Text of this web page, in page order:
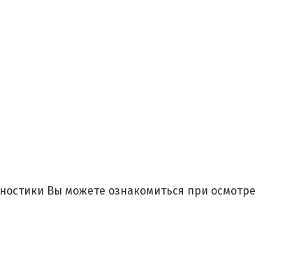
Вы можете ознакомиться при осмотре